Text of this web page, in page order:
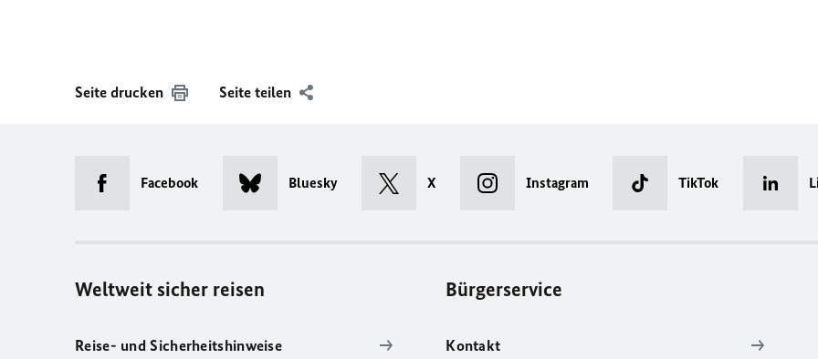
Seite drucken Seite teilen
Facebook Bluesky X Instagram TikTok
Weltweit sicher reisen
Reise- und Sicherheitshinweise
Bürgerservice
Kontakt